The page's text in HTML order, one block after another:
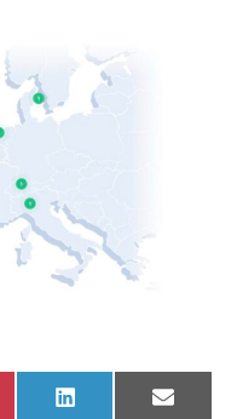
LinkedIn
Email